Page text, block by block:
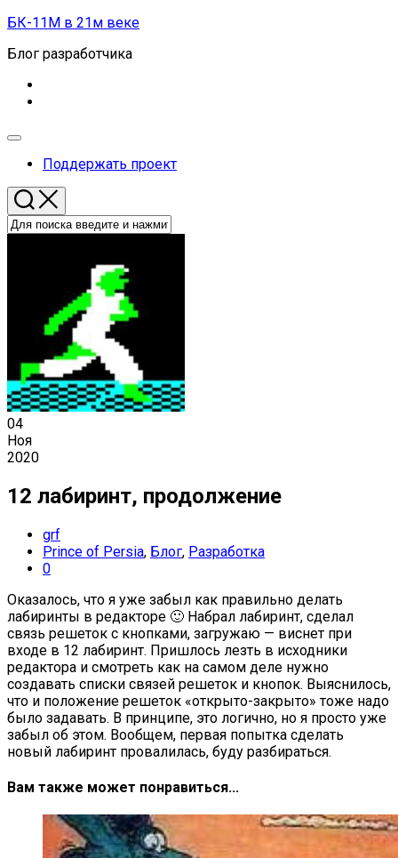
Перейти
содержанию
БК-11М в 21м веке
Блог разработчика
Развернуть
Поддержать проект
04
Ноя
2020
12 лабиринт, продолжение
grf
Prince of Persia, Блог, Разработка
0
Оказалось, что я уже забыл как правильно делать
лабиринты в редакторе 🙂 Набрал лабиринт, сделал
связь решеток с кнопками, загружаю — виснет при
входе в 12 лабиринт. Пришлось лезть в исходники
редактора и смотреть как на самом деле нужно
создавать списки связей решеток и кнопок. Выяснилось,
что и положение решеток «открыто-закрыто» тоже надо
было задавать. В принципе, это логично, но я просто уже
забыл об этом. Вообщем, первая попытка сделать
новый лабиринт провалилась, буду разбираться.
Вам также может понравиться...